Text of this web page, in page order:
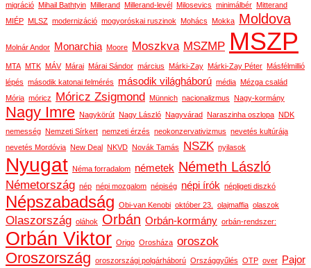
migráció Mihail Bathtyin Millerand Millerand-levél Milosevics minimálbér Mitterand
MIÉP MLSZ modernizáció mogyoróskai ruszinok Mohács Mokka Moldova
Molnár Andor Monarchia Moore Moszkva MSZMP MSZP
MTA MTK MÁV Márai Márai Sándor március Márki-Zay Márki-Zay Péter Másfélmillió
lépés második katonai felmérés második világháború média Mézga család
Mória móricz Móricz Zsigmond Münnich nacionalizmus Nagy-kormány
Nagy Imre Nagykörút Nagy László Nagyvárad Naraszinha oszlopa NDK
nemesség Nemzeti Sírkert nemzeti érzés neokonzervativizmus nevetés kultúrája
nevetés Mordóvia New Deal NKVD Novák Tamás NSZK nyilasok
Nyugat Néma forradalom németek Németh László
Németország nép népi mozgalom népiség népi írók népligeti diszkó
Népszabadság Obi-van Kenobi október 23. olajmaffia olaszok
Olaszország oláhok Orbán Orbán-kormány orbán-rendszer:
Orbán Viktor Origo Orosháza oroszok
Oroszország oroszországi polgárháború Országgyűlés OTP over
Pajor